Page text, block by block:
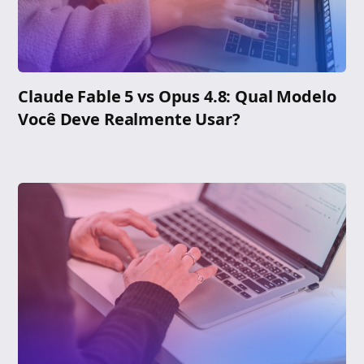
Claude Fable 5 vs Opus 4.8: Qual Modelo
Você Deve Realmente Usar?